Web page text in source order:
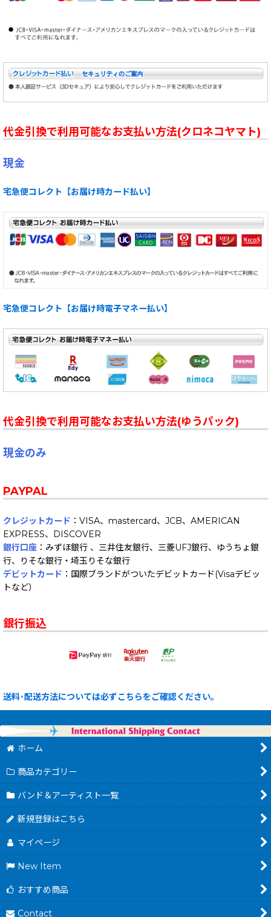
代金引換で利用可能なお支払い方法(クロネコヤマト)
現金
宅急便コレクト【お届け時カード払い】
宅急便コレクト【お届け時電子マネー払い】
代金引換で利用可能なお支払い方法(ゆうパック)
現金のみ
PAYPAL
クレジットカード ：VISA、mastercard、JCB、AMERICAN
EXPRESS、DISCOVER
銀行口座 ：みずほ銀行 、三井住友銀行、三菱UFJ銀行、ゆうちょ銀
行、りそな銀行・埼玉りそな銀行
デビットカード ：国際ブランドがついたデビットカード(Visaデビッ
トなど）
銀行振込
送料･配送方法については必ずこちらをご確認ください。
ホーム
商品カテゴリー
バンド＆アーティスト一覧
新規登録はこちら
マイページ
New Item
おすすめ商品
Contact